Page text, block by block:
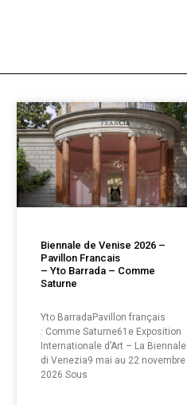
Biennale de Venise 2026 –
Pavillon Francais
– Yto Barrada – Comme
Saturne
Yto BarradaPavillon français
: Comme Saturne61e Exposition
Internationale d’Art – La Biennale
di Venezia9 mai au 22 novembre
2026 Sous